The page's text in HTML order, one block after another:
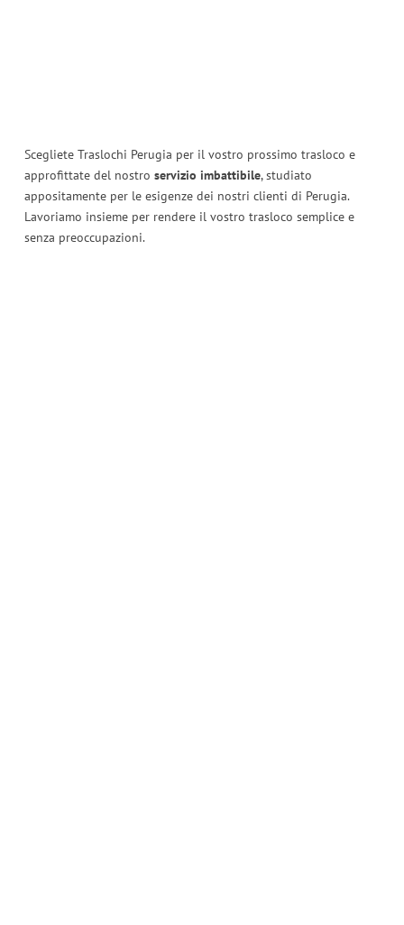
Scegliete Traslochi Perugia per il vostro prossimo trasloco e
approfittate del nostro servizio imbattibile, studiato
appositamente per le esigenze dei nostri clienti di Perugia.
Lavoriamo insieme per rendere il vostro trasloco semplice e
senza preoccupazioni.